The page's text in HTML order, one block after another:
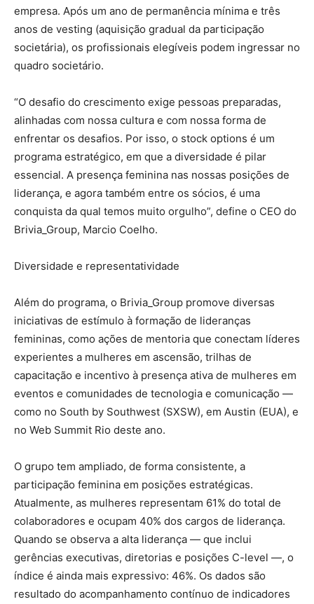
empresa. Após um ano de permanência mínima e três
anos de vesting (aquisição gradual da participação
societária), os profissionais elegíveis podem ingressar no
quadro societário.
“O desafio do crescimento exige pessoas preparadas,
alinhadas com nossa cultura e com nossa forma de
enfrentar os desafios. Por isso, o stock options é um
programa estratégico, em que a diversidade é pilar
essencial. A presença feminina nas nossas posições de
liderança, e agora também entre os sócios, é uma
conquista da qual temos muito orgulho”, define o CEO do
Brivia_Group, Marcio Coelho.
Diversidade e representatividade
Além do programa, o Brivia_Group promove diversas
iniciativas de estímulo à formação de lideranças
femininas, como ações de mentoria que conectam líderes
experientes a mulheres em ascensão, trilhas de
capacitação e incentivo à presença ativa de mulheres em
eventos e comunidades de tecnologia e comunicação —
como no South by Southwest (SXSW), em Austin (EUA), e
no Web Summit Rio deste ano.
O grupo tem ampliado, de forma consistente, a
participação feminina em posições estratégicas.
Atualmente, as mulheres representam 61% do total de
colaboradores e ocupam 40% dos cargos de liderança.
Quando se observa a alta liderança — que inclui
gerências executivas, diretorias e posições C-level —, o
índice é ainda mais expressivo: 46%. Os dados são
resultado do acompanhamento contínuo de indicadores